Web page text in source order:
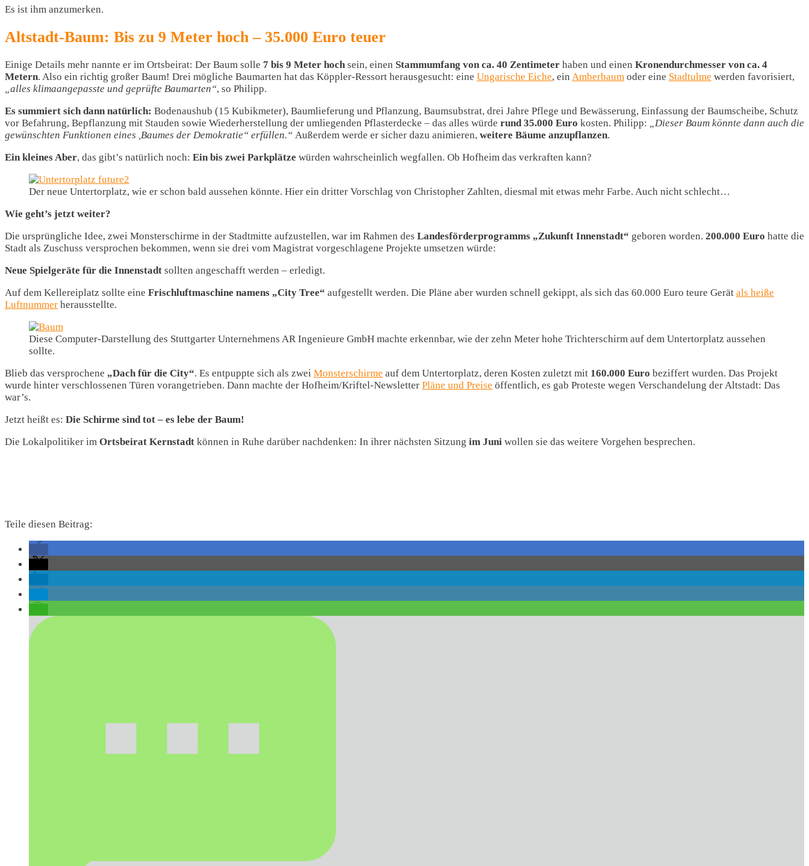
Es ist ihm anzumerken.
Altstadt-Baum: Bis zu 9 Meter hoch – 35.000 Euro teuer
Einige Details mehr nannte er im Ortsbeirat: Der Baum solle 7 bis 9 Meter hoch sein, einen Stammumfang von ca. 40 Zentimeter haben und einen Kronendurchmesser von ca. 4
Metern. Also ein richtig großer Baum! Drei mögliche Baumarten hat das Köppler-Ressort herausgesucht: eine Ungarische Eiche, ein Amberbaum oder eine Stadtulme werden favorisiert,
„alles klimaangepasste und geprüfte Baumarten“, so Philipp.
Es summiert sich dann natürlich: Bodenaushub (15 Kubikmeter), Baumlieferung und Pflanzung, Baumsubstrat, drei Jahre Pflege und Bewässerung, Einfassung der Baumscheibe, Schutz
vor Befahrung, Bepflanzung mit Stauden sowie Wiederherstellung der umliegenden Pflasterdecke – das alles würde rund 35.000 Euro kosten. Philipp: „Dieser Baum könnte dann auch die
gewünschten Funktionen eines ,Baumes der Demokratie“ erfüllen.“ Außerdem werde er sicher dazu animieren, weitere Bäume anzupflanzen.
Ein kleines Aber, das gibt’s natürlich noch: Ein bis zwei Parkplätze würden wahrscheinlich wegfallen. Ob Hofheim das verkraften kann?
Der neue Untertorplatz, wie er schon bald aussehen könnte. Hier ein dritter Vorschlag von Christopher Zahlten, diesmal mit etwas mehr Farbe. Auch nicht schlecht…
Wie geht’s jetzt weiter?
Die ursprüngliche Idee, zwei Monsterschirme in der Stadtmitte aufzustellen, war im Rahmen des Landesförderprogramms „Zukunft Innenstadt“ geboren worden. 200.000 Euro hatte die
Stadt als Zuschuss versprochen bekommen, wenn sie drei vom Magistrat vorgeschlagene Projekte umsetzen würde:
Neue Spielgeräte für die Innenstadt sollten angeschafft werden – erledigt.
Auf dem Kellereiplatz sollte eine Frischluftmaschine namens „City Tree“ aufgestellt werden. Die Pläne aber wurden schnell gekippt, als sich das 60.000 Euro teure Gerät als heiße
Luftnummer herausstellte.
Diese Computer-Darstellung des Stuttgarter Unternehmens AR Ingenieure GmbH machte erkennbar, wie der zehn Meter hohe Trichterschirm auf dem Untertorplatz aussehen
sollte.
Blieb das versprochene „Dach für die City“. Es entpuppte sich als zwei Monsterschirme auf dem Untertorplatz, deren Kosten zuletzt mit 160.000 Euro beziffert wurden. Das Projekt
wurde hinter verschlossenen Türen vorangetrieben. Dann machte der Hofheim/Kriftel-Newsletter Pläne und Preise öffentlich, es gab Proteste wegen Verschandelung der Altstadt: Das
war’s.
Jetzt heißt es: Die Schirme sind tot – es lebe der Baum!
Die Lokalpolitiker im Ortsbeirat Kernstadt können in Ruhe darüber nachdenken: In ihrer nächsten Sitzung im Juni wollen sie das weitere Vorgehen besprechen.
Teile diesen Beitrag: